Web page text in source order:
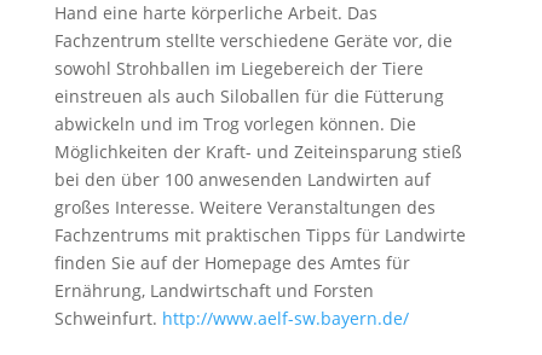
Hand eine harte körperliche Arbeit. Das
Fachzentrum stellte verschiedene Geräte vor, die
sowohl Strohballen im Liegebereich der Tiere
einstreuen als auch Siloballen für die Fütterung
abwickeln und im Trog vorlegen können. Die
Möglichkeiten der Kraft- und Zeiteinsparung stieß
bei den über 100 anwesenden Landwirten auf
großes Interesse. Weitere Veranstaltungen des
Fachzentrums mit praktischen Tipps für Landwirte
finden Sie auf der Homepage des Amtes für
Ernährung, Landwirtschaft und Forsten
Schweinfurt. http://www.aelf-sw.bayern.de/